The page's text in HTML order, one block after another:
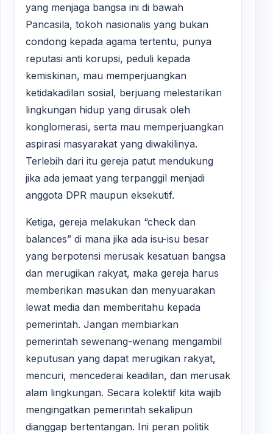
yang menjaga bangsa ini di bawah
Pancasila, tokoh nasionalis yang bukan
condong kepada agama tertentu, punya
reputasi anti korupsi, peduli kepada
kemiskinan, mau memperjuangkan
ketidakadilan sosial, berjuang melestarikan
lingkungan hidup yang dirusak oleh
konglomerasi, serta mau memperjuangkan
aspirasi masyarakat yang diwakilinya.
Terlebih dari itu gereja patut mendukung
jika ada jemaat yang terpanggil menjadi
anggota DPR maupun eksekutif.
Ketiga, gereja melakukan “check dan
balances” di mana jika ada isu-isu besar
yang berpotensi merusak kesatuan bangsa
dan merugikan rakyat, maka gereja harus
memberikan masukan dan menyuarakan
lewat media dan memberitahu kepada
pemerintah. Jangan membiarkan
pemerintah sewenang-wenang mengambil
keputusan yang dapat merugikan rakyat,
mencuri, mencederai keadilan, dan merusak
alam lingkungan. Secara kolektif kita wajib
mengingatkan pemerintah sekalipun
dianggap bertentangan. Ini peran politik